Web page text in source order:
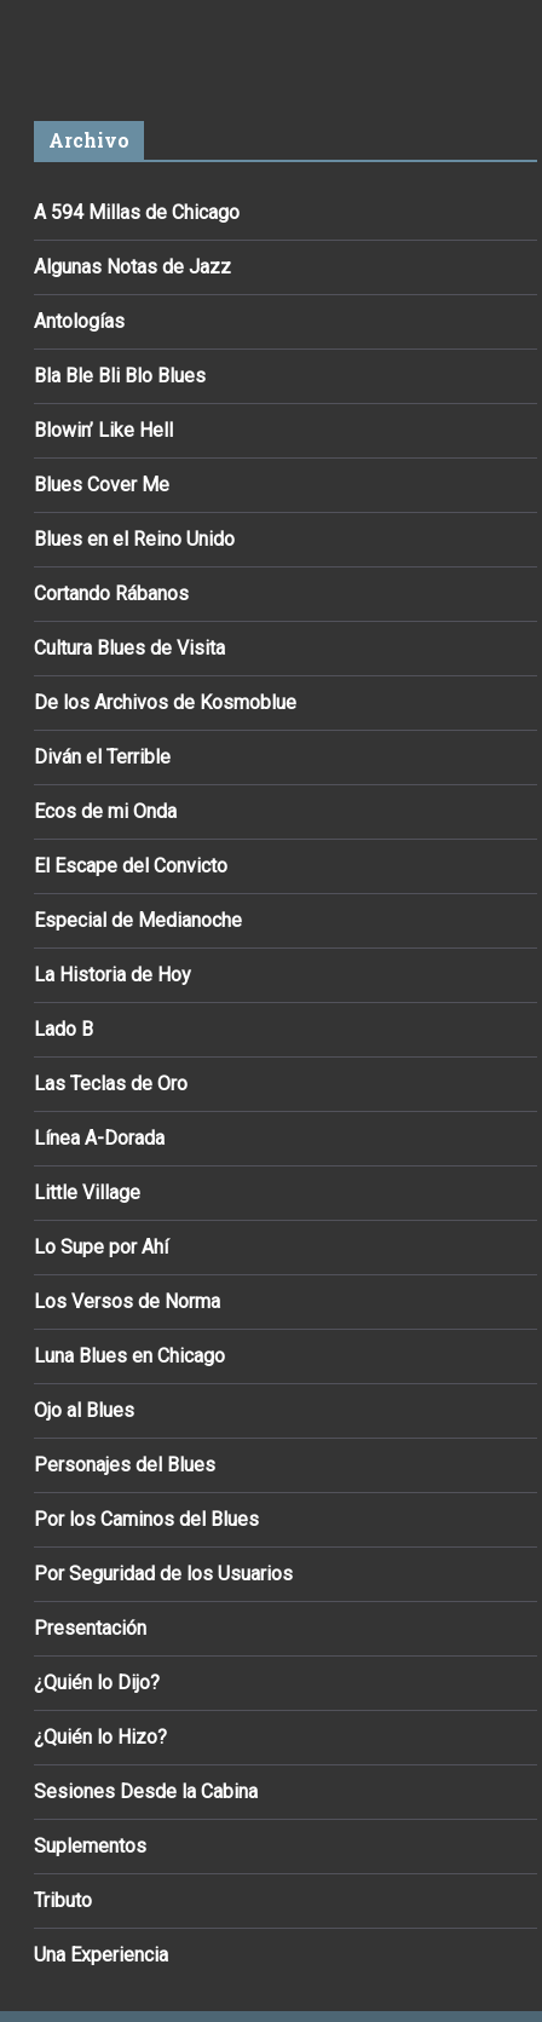
Archivo
A 594 Millas de Chicago
Algunas Notas de Jazz
Antologías
Bla Ble Bli Blo Blues
Blowin’ Like Hell
Blues Cover Me
Blues en el Reino Unido
Cortando Rábanos
Cultura Blues de Visita
De los Archivos de Kosmoblue
Diván el Terrible
Ecos de mi Onda
El Escape del Convicto
Especial de Medianoche
La Historia de Hoy
Lado B
Las Teclas de Oro
Línea A-Dorada
Little Village
Lo Supe por Ahí
Los Versos de Norma
Luna Blues en Chicago
Ojo al Blues
Personajes del Blues
Por los Caminos del Blues
Por Seguridad de los Usuarios
Presentación
¿Quién lo Dijo?
¿Quién lo Hizo?
Sesiones Desde la Cabina
Suplementos
Tributo
Una Experiencia